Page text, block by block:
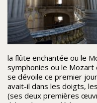
la flûte enchantée ou le
symphonies ou le
se dévoile ce premier
avait-il dans les doigts,
(ses deux premières